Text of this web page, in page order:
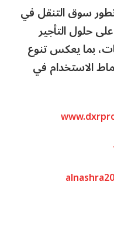
سوق التنقل في
حلول التأجير
بما يعكس تنوع
الاستخدام في